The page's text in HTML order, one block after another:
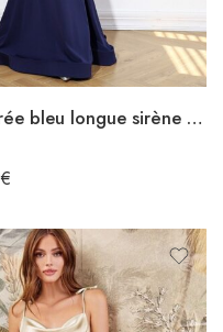
Robe de soirée bleu longue sirène col v manches longues
€